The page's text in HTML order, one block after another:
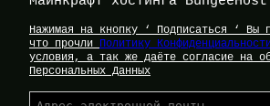
Нажимая на кнопку ‘ Подписаться ‘ Вы
что прочли Политику
условия, а так же даёте согласие на
Персональных Данных